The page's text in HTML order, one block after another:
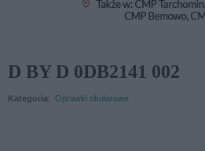
D BY D 0DB2141 002
Kategoria: Oprawki okularowe